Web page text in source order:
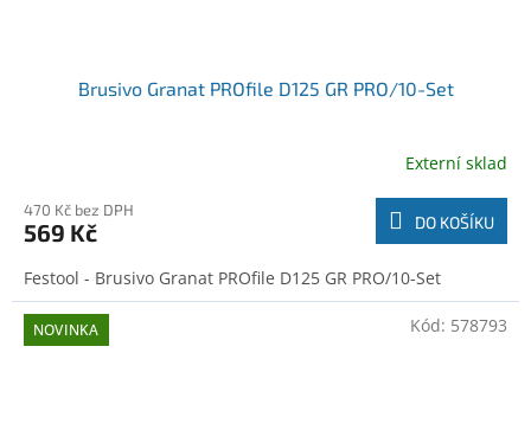
Brusivo Granat PROfile D125 GR PRO/10-Set
Externí sklad
470 Kč bez DPH
569 Kč DO KOŠÍKU
Festool - Brusivo Granat PROfile D125 GR PRO/10-Set
NOVINKA Kód: 578793